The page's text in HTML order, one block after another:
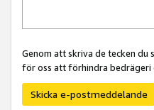
Genom att skriva de tecken
för oss att förhindra bedrägeri
Skicka e-postmeddelande